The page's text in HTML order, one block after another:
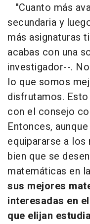
"Cuanto más
secundaria y
más asignaturas
acabas con una
investigador--.
lo que somos
disfrutamos.
con el consejo
Entonces,
equipararse a
bien que se
matemáticas en
sus mejores
interesadas en
que elijan